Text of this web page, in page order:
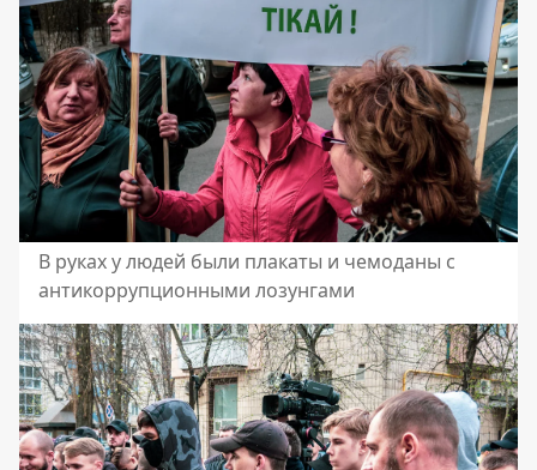
В руках у людей были плакаты и чемоданы с
антикоррупционными лозунгами